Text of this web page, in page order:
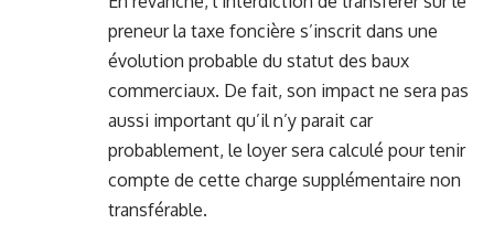
preneur la taxe foncière s’inscrit dans une
évolution probable du statut des baux
commerciaux. De fait, son impact ne sera pas
aussi important qu’il n’y parait car
probablement, le loyer sera calculé pour tenir
compte de cette charge supplémentaire non
transférable.